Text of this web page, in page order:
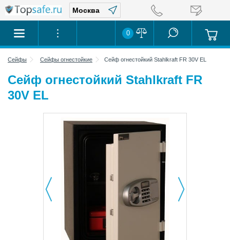
0
Сейфы Сейфы огнестойкие Сейф огнестойкий Stahlkraft FR 30V EL
Сейф огнестойкий Stahlkraft FR
30V EL